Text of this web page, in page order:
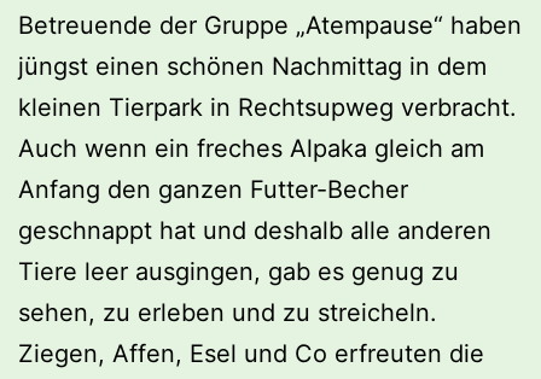
Betreuende der Gruppe „Atempause“ haben
jüngst einen schönen Nachmittag in dem
kleinen Tierpark in Rechtsupweg verbracht.
Auch wenn ein freches Alpaka gleich am
Anfang den ganzen Futter-Becher
geschnappt hat und deshalb alle anderen
Tiere leer ausgingen, gab es genug zu
sehen, zu erleben und zu streicheln.
Ziegen, Affen, Esel und Co erfreuten die